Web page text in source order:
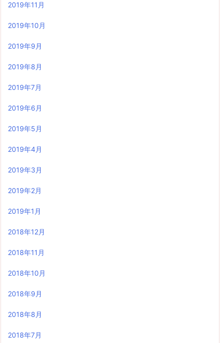
2019年11月
2019年10月
2019年9月
2019年8月
2019年7月
2019年6月
2019年5月
2019年4月
2019年3月
2019年2月
2019年1月
2018年12月
2018年11月
2018年10月
2018年9月
2018年8月
2018年7月